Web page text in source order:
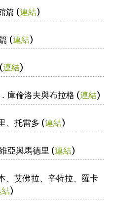
篇 (連結)
(連結)
連結)
庫倫洛夫與布拉格 (連結)
、托雷多 (連結)
亞與馬德里 (連結)
、艾佛拉、辛特拉、羅卡
)